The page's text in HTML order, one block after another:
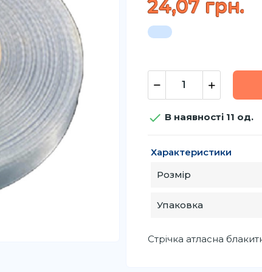
24,07 грн.
 В наявності 11 од.
Характеристики
Розмір
Упаковка
Стрічка атласна